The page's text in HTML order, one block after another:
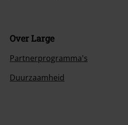
Over Large
Partnerprogramma's
Duurzaamheid